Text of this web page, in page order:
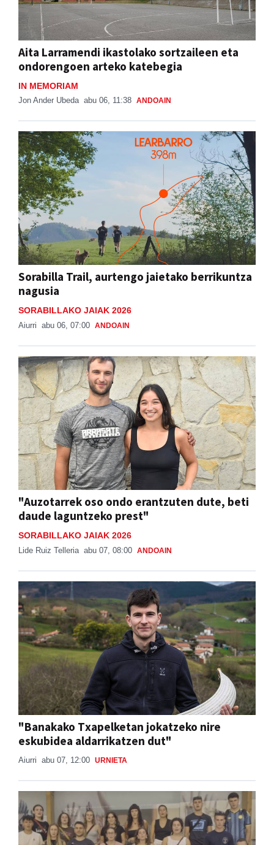
Aita Larramendi ikastolako sortzaileen eta
ondorengoen arteko katebegia
IN MEMORIAM
Jon Ander Ubeda abu 06, 11:38 ANDOAIN
Sorabilla Trail, aurtengo jaietako berrikuntza
nagusia
SORABILLAKO JAIAK 2026
Aiurri abu 06, 07:00 ANDOAIN
"Auzotarrek oso ondo erantzuten dute, beti
daude laguntzeko prest"
SORABILLAKO JAIAK 2026
Lide Ruiz Telleria abu 07, 08:00 ANDOAIN
"Banakako Txapelketan jokatzeko nire
eskubidea aldarrikatzen dut"
Aiurri abu 07, 12:00 URNIETA